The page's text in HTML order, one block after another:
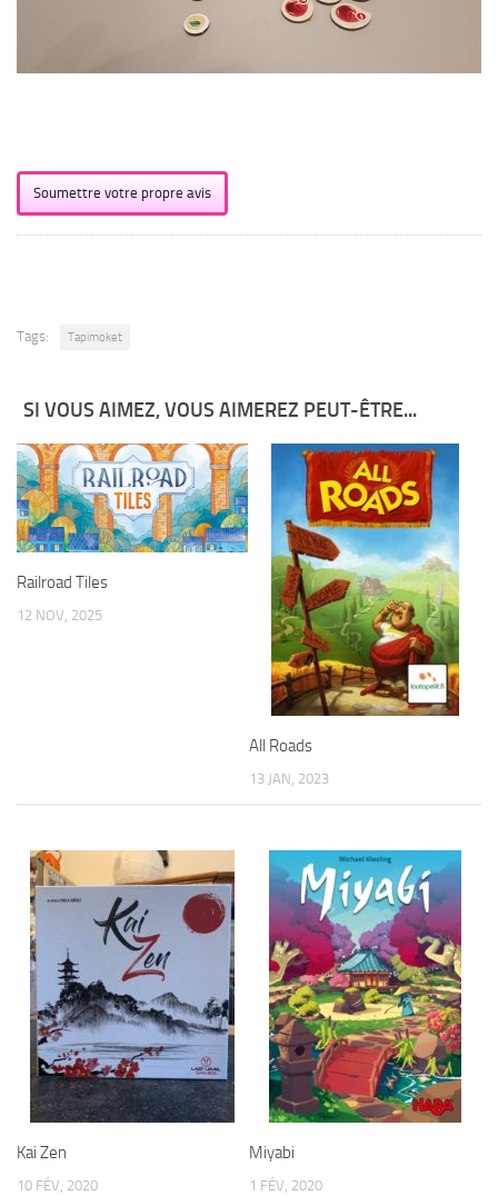
Soumettre votre propre avis
Tags: Tapimoket
SI VOUS AIMEZ, VOUS AIMEREZ PEUT-ÊTRE...
Railroad Tiles
12 NOV, 2025
All Roads
13 JAN, 2023
Kai Zen
10 FÉV, 2020
Miyabi
1 FÉV, 2020